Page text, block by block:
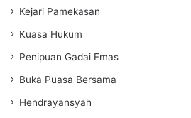
Kejari Pamekasan
Kuasa Hukum
Penipuan Gadai Emas
Buka Puasa Bersama
Hendrayansyah